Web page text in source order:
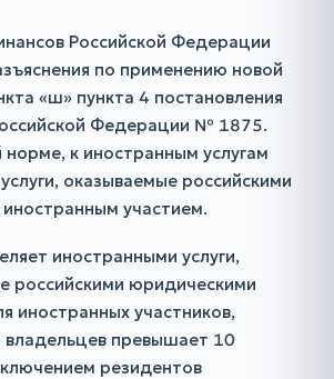
Российской Федерации
по применению новой
«ш» пункта 4 постановления
Федерации № 1875.
к иностранным услугам
оказываемые российскими
участием.
иностранными услуги,
российскими юридическими
иностранных участников,
владельцев превышает 10
резидентов